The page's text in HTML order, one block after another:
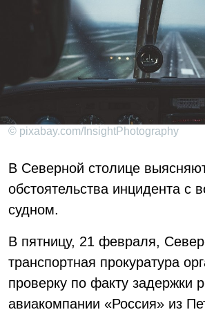
© pixabay.com/InsightPhotography
В Северной столице
обстоятельства инцидента с
судном.
В пятницу, 21 февраля,
транспортная прокуратура
проверку по факту задержки
авиакомпании «Россия» из